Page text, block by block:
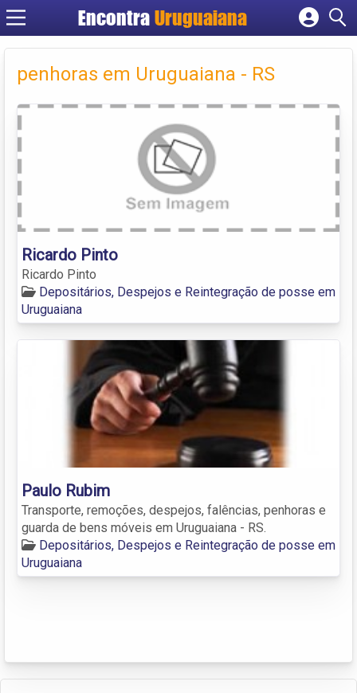
Encontra Uruguaiana
Cadastrar empresa
Criar conta
penhoras em Uruguaiana - RS
Ricardo Pinto
Ricardo Pinto
Depositários, Despejos e Reintegração de posse em
Uruguaiana
Paulo Rubim
Transporte, remoções, despejos, falências, penhoras e
guarda de bens móveis em Uruguaiana - RS.
Depositários, Despejos e Reintegração de posse em
Uruguaiana